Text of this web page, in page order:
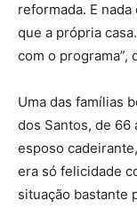
reformada. E
que a própria
com o programa”,
Uma das famílias
dos Santos, de 66
esposo
era só felicidade
situação bastante